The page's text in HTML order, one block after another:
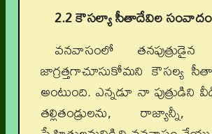
2.2 కౌసల్యా సీతాదేవిల
వనవాసంలో తనపుత్రుడైన
జాగ్రత్తగాచూసుకోమని కౌసల్య
అంటుంది. ఎన్నడూ నా పుత్రుడిని
తల్లితండ్రులను, రాజ్యాన్నీ,